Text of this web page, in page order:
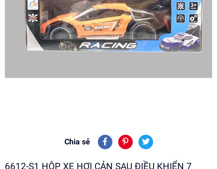
Chia sẻ
6612-S1 HỘP XE HƠI CẢN SAU ĐIỀU KHIỂN 7